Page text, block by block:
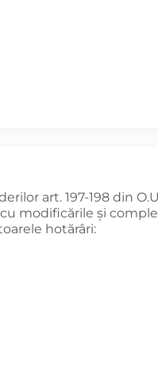
art. 197-198 din
modificările și
hotărâri: